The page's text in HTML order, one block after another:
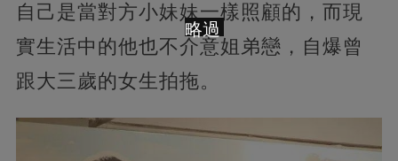
自己是當對方小妹妹一樣照顧的，而現
實生活中的他也不介意姐弟戀，自爆曾
跟大三歲的女生拍拖。
略過